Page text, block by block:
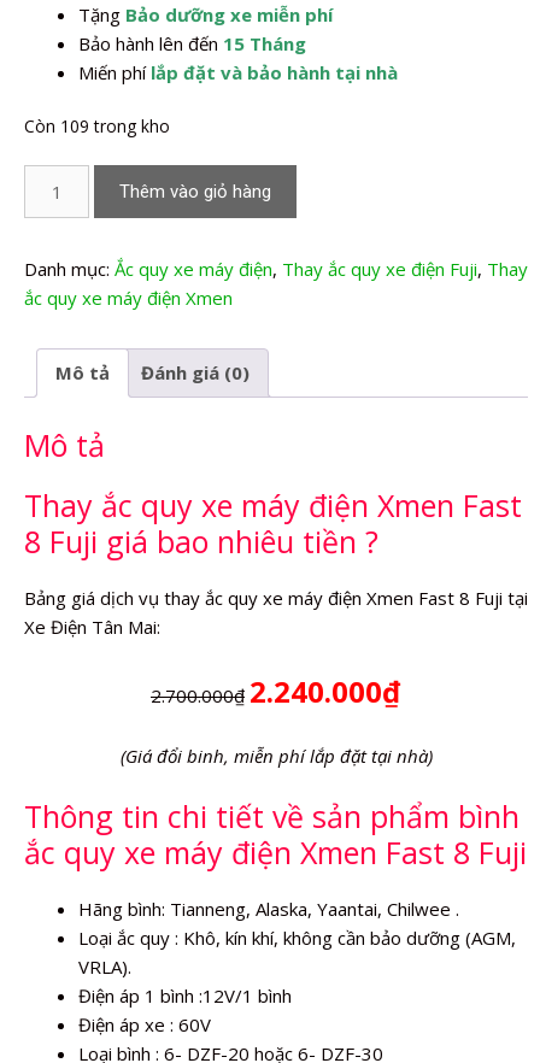
Tặng Bảo dưỡng xe miễn phí
Bảo hành lên đến 15 Tháng
Miến phí lắp đặt và bảo hành tại nhà
Còn 109 trong kho
xe
máy
Xmen
Fast
Fuji
lượng
Thêm vào giỏ hàng
Danh mục: Ắc quy xe máy điện, Thay ắc quy xe điện Fuji, Thay
ắc quy xe máy điện Xmen
Mô tả Đánh giá (0)
Mô tả
Thay ắc quy xe máy điện Xmen Fast
8 Fuji giá bao nhiêu tiền ?
Bảng giá dịch vụ thay ắc quy xe máy điện Xmen Fast 8 Fuji tại
Xe Điện Tân Mai:
2.700.000₫ 2.240.000₫
(Giá đổi binh, miễn phí lắp đặt tại nhà)
Thông tin chi tiết về sản phẩm bình
ắc quy xe máy điện Xmen Fast 8 Fuji
Hãng bình: Tianneng, Alaska, Yaantai, Chilwee .
Loại ắc quy : Khô, kín khí, không cần bảo dưỡng (AGM,
VRLA).
Điện áp 1 bình :12V/1 bình
Điện áp xe : 60V
Loại bình : 6- DZF-20 hoặc 6- DZF-30